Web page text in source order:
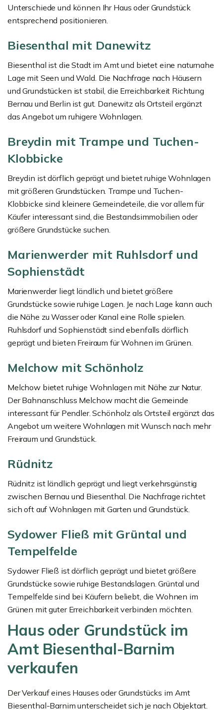
Unterschiede und können Ihr Haus oder Grundstück
entsprechend positionieren.
Biesenthal mit Danewitz
Biesenthal ist die Stadt im Amt und bietet eine naturnahe
Lage mit Seen und Wald. Die Nachfrage nach Häusern
und Grundstücken ist stabil, die Erreichbarkeit Richtung
Bernau und Berlin ist gut. Danewitz als Ortsteil ergänzt
das Angebot um ruhigere Wohnlagen.
Breydin mit Trampe und Tuchen-
Klobbicke
Breydin ist dörflich geprägt und bietet ruhige Wohnlagen
mit größeren Grundstücken. Trampe und Tuchen-
Klobbicke sind kleinere Gemeindeteile, die vor allem für
Käufer interessant sind, die Bestandsimmobilien oder
größere Grundstücke suchen.
Marienwerder mit Ruhlsdorf und
Sophienstädt
Marienwerder liegt ländlich und bietet größere
Grundstücke sowie ruhige Lagen. Je nach Lage kann auch
die Nähe zu Wasser oder Kanal eine Rolle spielen.
Ruhlsdorf und Sophienstädt sind ebenfalls dörflich
geprägt und bieten Freiraum für Wohnen im Grünen.
Melchow mit Schönholz
Melchow bietet ruhige Wohnlagen mit Nähe zur Natur.
Der Bahnanschluss Melchow macht die Gemeinde
interessant für Pendler. Schönholz als Ortsteil ergänzt das
Angebot um weitere Wohnlagen mit Wunsch nach mehr
Freiraum und Grundstück.
Rüdnitz
Rüdnitz ist ländlich geprägt und liegt verkehrsgünstig
zwischen Bernau und Biesenthal. Die Nachfrage richtet
sich oft auf Wohnlagen mit Garten und Grundstück.
Sydower Fließ mit Grüntal und
Tempelfelde
Sydower Fließ ist dörflich geprägt und bietet größere
Grundstücke sowie ruhige Bestandslagen. Grüntal und
Tempelfelde sind bei Käufern beliebt, die Wohnen im
Grünen mit guter Erreichbarkeit verbinden möchten.
Haus oder Grundstück im
Amt Biesenthal-Barnim
verkaufen
Der Verkauf eines Hauses oder Grundstücks im Amt
Biesenthal-Barnim unterscheidet sich je nach Objektart.